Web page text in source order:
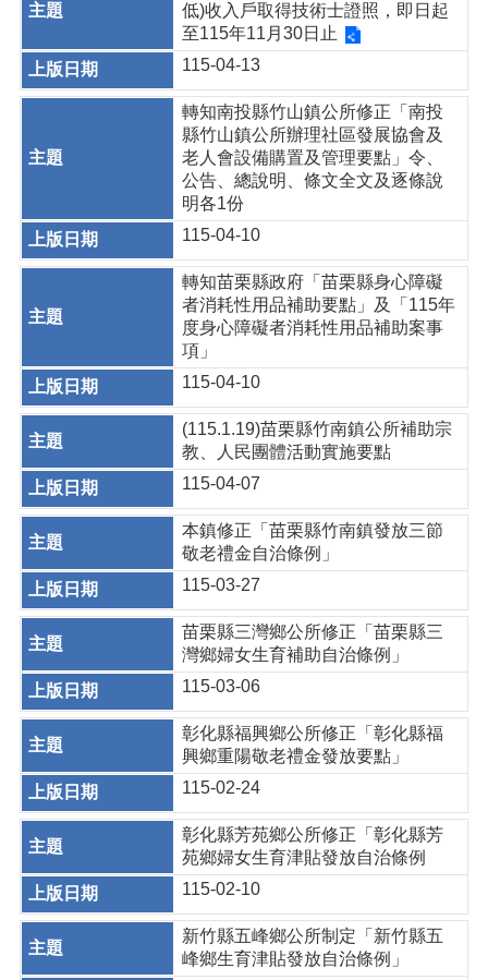
低)收入戶取得技術士證照，即日起
至115年11月30日止
115-04-13
轉知南投縣竹山鎮公所修正「南投
縣竹山鎮公所辦理社區發展協會及
老人會設備購置及管理要點」令、
公告、總說明、條文全文及逐條說
明各1份
115-04-10
轉知苗栗縣政府「苗栗縣身心障礙
者消耗性用品補助要點」及「115年
度身心障礙者消耗性用品補助案事
項」
115-04-10
(115.1.19)苗栗縣竹南鎮公所補助宗
教、人民團體活動實施要點
115-04-07
本鎮修正「苗栗縣竹南鎮發放三節
敬老禮金自治條例」
115-03-27
苗栗縣三灣鄉公所修正「苗栗縣三
灣鄉婦女生育補助自治條例」
115-03-06
彰化縣福興鄉公所修正「彰化縣福
興鄉重陽敬老禮金發放要點」
115-02-24
彰化縣芳苑鄉公所修正「彰化縣芳
苑鄉婦女生育津貼發放自治條例
115-02-10
新竹縣五峰鄉公所制定「新竹縣五
峰鄉生育津貼發放自治條例」